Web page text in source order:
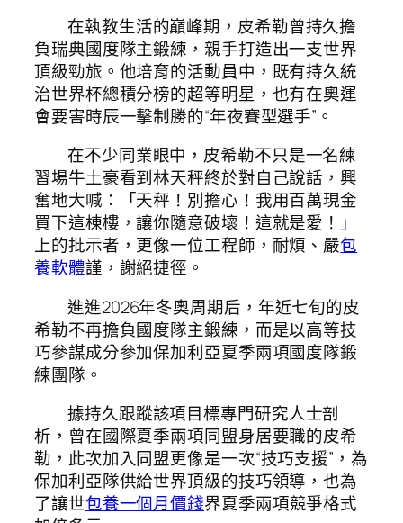
在執教生活的巔峰期，皮希勒曾持久擔
負瑞典國度隊主鍛練，親手打造出一支世界
頂級勁旅。他培育的活動員中，既有持久統
治世界杯總積分榜的超等明星，也有在奧運
會要害時辰一擊制勝的“年夜賽型選手”。
在不少同業眼中，皮希勒不只是一名練
習場牛土豪看到林天秤終於對自己說話，興
奮地大喊：「天秤！別擔心！我用百萬現金
買下這棟樓，讓你隨意破壞！這就是愛！」
上的批示者，更像一位工程師，耐煩、嚴包
養軟體謹，謝絕捷徑。
進進2026年冬奧周期后，年近七旬的皮
希勒不再擔負國度隊主鍛練，而是以高等技
巧參謀成分參加保加利亞夏季兩項國度隊鍛
練團隊。
據持久跟蹤該項目標專門研究人士剖
析，曾在國際夏季兩項同盟身居要職的皮希
勒，此次加入同盟更像是一次“技巧支援”，為
保加利亞隊供給世界頂級的技巧領導，也為
了讓世包養一個月價錢界夏季兩項競爭格式